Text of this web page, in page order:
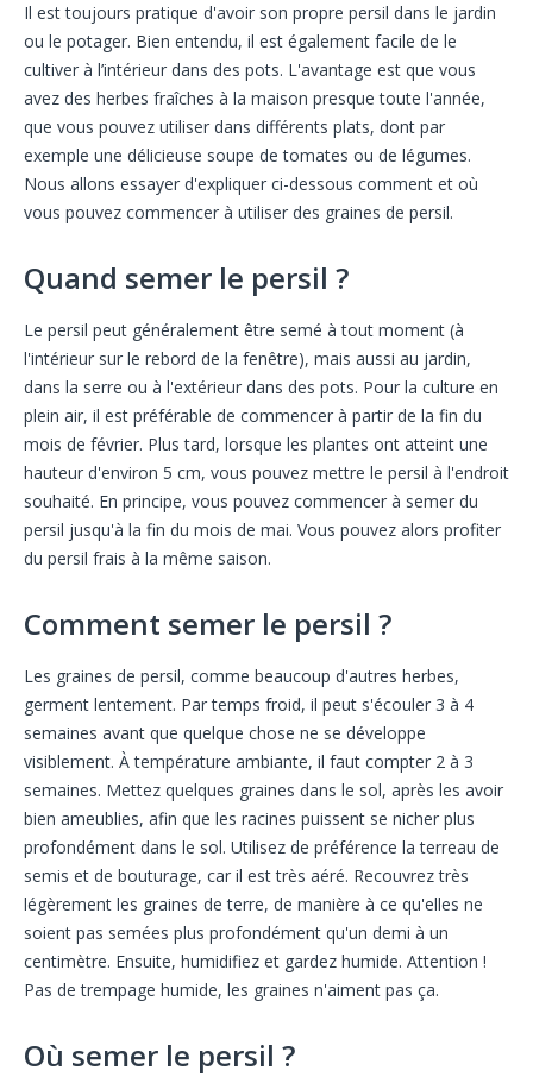
Il est toujours pratique d'avoir son propre persil dans le jardin
ou le potager. Bien entendu, il est également facile de le
cultiver à l’intérieur dans des pots. L'avantage est que vous
avez des herbes fraîches à la maison presque toute l'année,
que vous pouvez utiliser dans différents plats, dont par
exemple une délicieuse soupe de tomates ou de légumes.
Nous allons essayer d'expliquer ci-dessous comment et où
vous pouvez commencer à utiliser des graines de persil.
Quand semer le persil ?
Le persil peut généralement être semé à tout moment (à
l'intérieur sur le rebord de la fenêtre), mais aussi au jardin,
dans la serre ou à l'extérieur dans des pots. Pour la culture en
plein air, il est préférable de commencer à partir de la fin du
mois de février. Plus tard, lorsque les plantes ont atteint une
hauteur d'environ 5 cm, vous pouvez mettre le persil à l'endroit
souhaité. En principe, vous pouvez commencer à semer du
persil jusqu'à la fin du mois de mai. Vous pouvez alors profiter
du persil frais à la même saison.
Comment semer le persil ?
Les graines de persil, comme beaucoup d'autres herbes,
germent lentement. Par temps froid, il peut s'écouler 3 à 4
semaines avant que quelque chose ne se développe
visiblement. À température ambiante, il faut compter 2 à 3
semaines. Mettez quelques graines dans le sol, après les avoir
bien ameublies, afin que les racines puissent se nicher plus
profondément dans le sol. Utilisez de préférence la terreau de
semis et de bouturage, car il est très aéré. Recouvrez très
légèrement les graines de terre, de manière à ce qu'elles ne
soient pas semées plus profondément qu'un demi à un
centimètre. Ensuite, humidifiez et gardez humide. Attention !
Pas de trempage humide, les graines n'aiment pas ça.
Où semer le persil ?